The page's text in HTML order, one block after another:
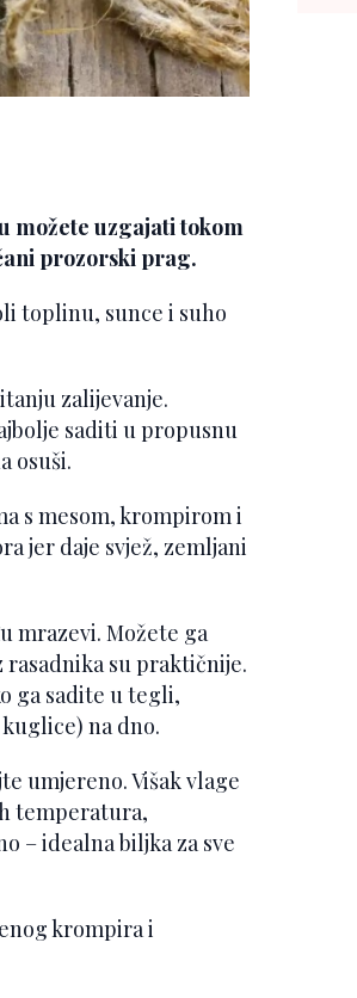
možete uzgajati tokom
prozorski prag.
toplinu, sunce i suho
zalijevanje.
saditi u propusnu
osuši.
s mesom, krompirom i
jer daje svjež, zemljani
mrazevi. Možete ga
su praktičnije.
ga sadite u tegli,
na dno.
umjereno. Višak vlage
temperatura,
– idealna biljka za sve
krompira i